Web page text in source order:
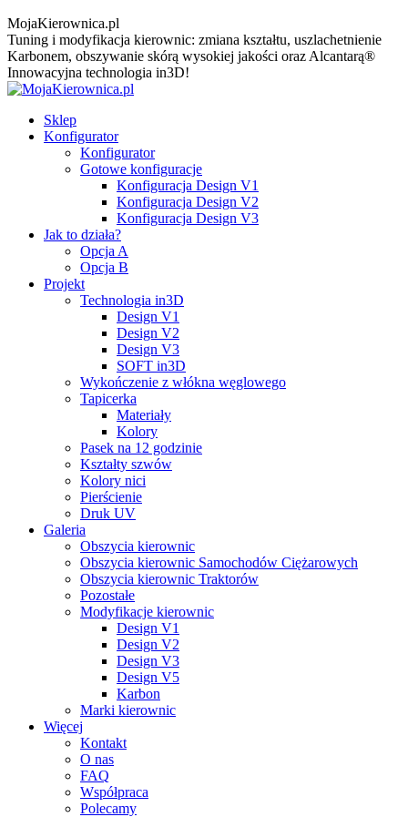
MojaKierownica.pl
Tuning i modyfikacja kierownic: zmiana kształtu, uszlachetnienie
Karbonem, obszywanie skórą wysokiej jakości oraz Alcantarą®
Innowacyjna technologia in3D!
Sklep
Konfigurator
Konfigurator
Gotowe konfiguracje
Konfiguracja Design V1
Konfiguracja Design V2
Konfiguracja Design V3
Jak to działa?
Opcja A
Opcja B
Projekt
Technologia in3D
Design V1
Design V2
Design V3
SOFT in3D
Wykończenie z włókna węglowego
Tapicerka
Materiały
Kolory
Pasek na 12 godzinie
Kształty szwów
Kolory nici
Pierścienie
Druk UV
Galeria
Obszycia kierownic
Obszycia kierownic Samochodów Ciężarowych
Obszycia kierownic Traktorów
Pozostałe
Modyfikacje kierownic
Design V1
Design V2
Design V3
Design V5
Karbon
Marki kierownic
Więcej
Kontakt
O nas
FAQ
Współpraca
Polecamy